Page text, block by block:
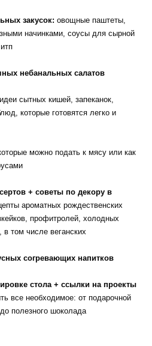
закусок: овощные паштеты,
начинками, соусы для сырной
небанальных салатов
идеи сытных кишей, запеканок,
которые готовятся легко и
можно подать к мясу или как
+ советы по декору в
ароматных рождественских
профитролей, холодных
в том числе веганских
согревающих напитков
стола + ссылки на проекты
все необходимое: от подарочной
полезного шоколада